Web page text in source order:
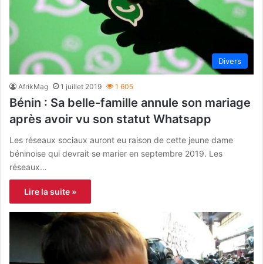
Divers
AfrikMag 1 juillet 2019 1 605
Bénin : Sa belle-famille annule son mariage
après avoir vu son statut Whatsapp
Les réseaux sociaux auront eu raison de cette jeune dame
béninoise qui devrait se marier en septembre 2019. Les
réseaux…
Lire la suite »